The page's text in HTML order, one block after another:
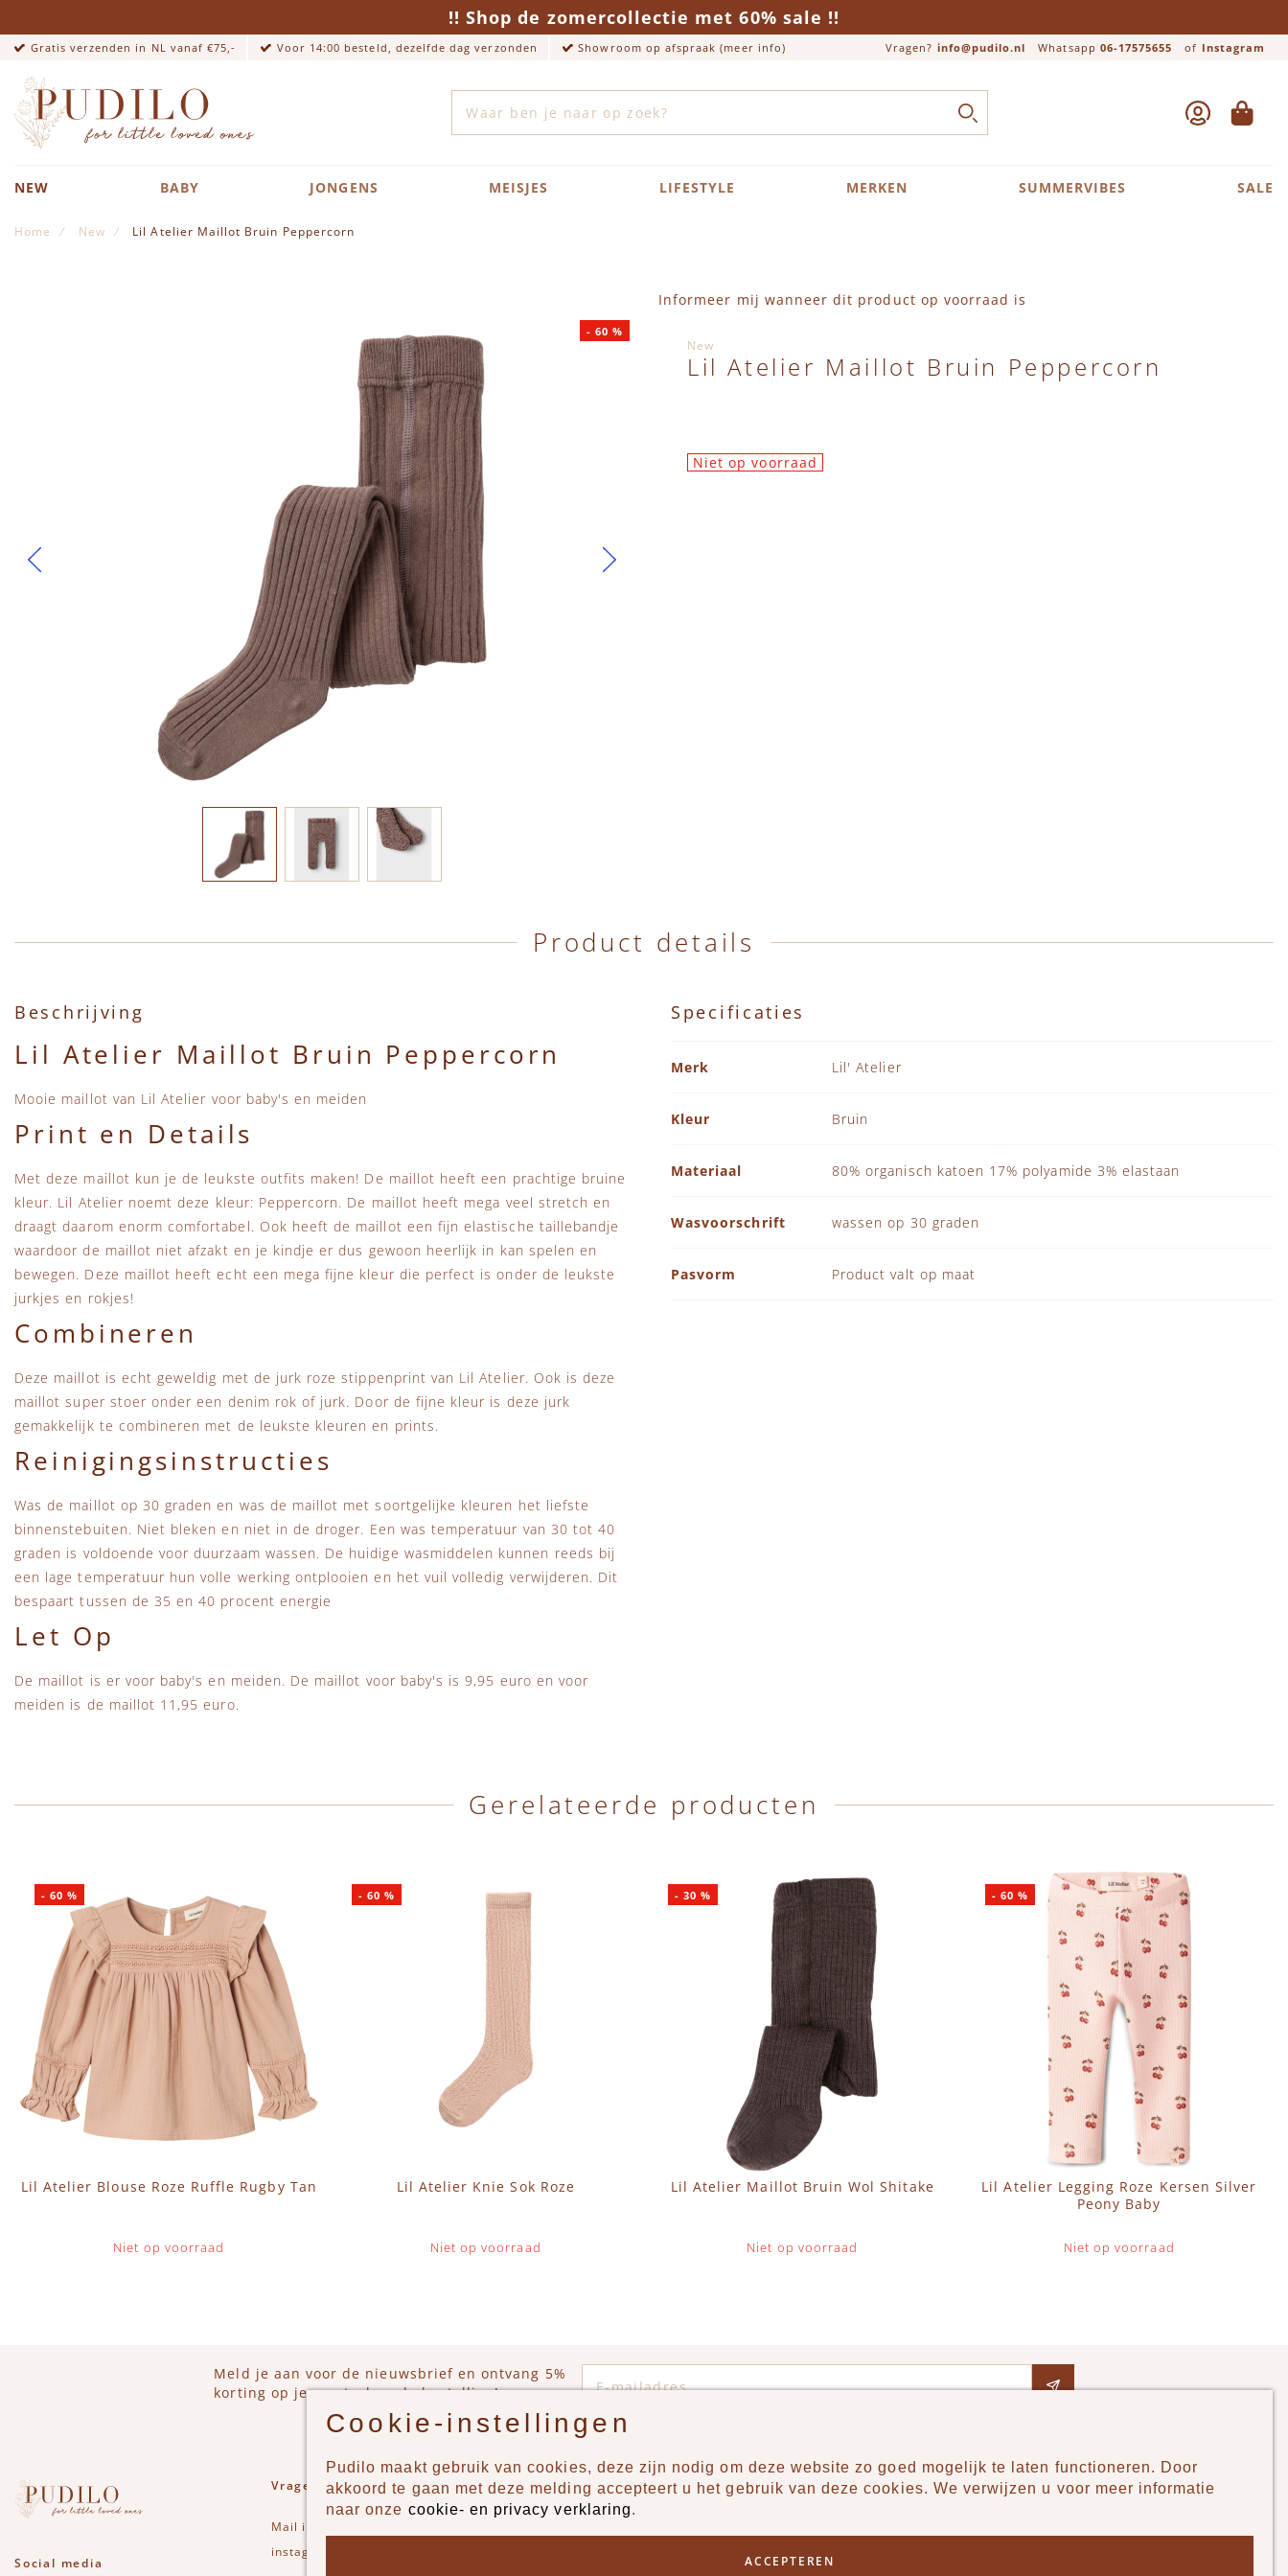
!! Shop de zomercollectie met 60% sale !!
Gratis verzenden in NL vanaf €75,- Voor 14:00 besteld, dezelfde dag verzonden Showroom op afspraak (meer info) Vragen? info@pudilo.nl Whatsapp 06-17575655 of Instagram
Close search
ZOEK ACCOUNT
NEW BABY JONGENS MEISJES LIFESTYLE MERKEN SUMMERVIBES SALE
Home New Lil Atelier Maillot Bruin Peppercorn
- 60 %
Informeer mij wanneer dit product op voorraad is
New
Lil Atelier Maillot Bruin Peppercorn
Niet op voorraad
Product details
Beschrijving
Lil Atelier Maillot Bruin Peppercorn
Mooie maillot van Lil Atelier voor baby's en meiden
Print en Details
Met deze maillot kun je de leukste outfits maken! De maillot heeft een prachtige bruine
kleur. Lil Atelier noemt deze kleur: Peppercorn. De maillot heeft mega veel stretch en
draagt daarom enorm comfortabel. Ook heeft de maillot een fijn elastische taillebandje
waardoor de maillot niet afzakt en je kindje er dus gewoon heerlijk in kan spelen en
bewegen. Deze maillot heeft echt een mega fijne kleur die perfect is onder de leukste
jurkjes en rokjes!
Combineren
Deze maillot is echt geweldig met de jurk roze stippenprint van Lil Atelier. Ook is deze
maillot super stoer onder een denim rok of jurk. Door de fijne kleur is deze jurk
gemakkelijk te combineren met de leukste kleuren en prints.
Reinigingsinstructies
Was de maillot op 30 graden en was de maillot met soortgelijke kleuren het liefste
binnenstebuiten. Niet bleken en niet in de droger. Een was temperatuur van 30 tot 40
graden is voldoende voor duurzaam wassen. De huidige wasmiddelen kunnen reeds bij
een lage temperatuur hun volle werking ontplooien en het vuil volledig verwijderen. Dit
bespaart tussen de 35 en 40 procent energie
Let Op
De maillot is er voor baby's en meiden. De maillot voor baby's is 9,95 euro en voor
meiden is de maillot 11,95 euro.
Specificaties
Merk
Lil' Atelier
Kleur Bruin
Materiaal 80% organisch katoen 17% polyamide 3% elastaan
Wasvoorschrift wassen op 30 graden
Pasvorm Product valt op maat
Gerelateerde producten
Lil Atelier Blouse Roze Ruffle Rugby Tan
Niet op voorraad
-60 %
Lil Atelier Knie Sok Roze
Niet op voorraad
- 60 %
Lil Atelier Maillot Bruin Wol Shitake
Niet op voorraad
-30 %
Lil Atelier Legging Roze Kersen Silver
Peony Baby
Niet op voorraad
- 60 %
Meld je aan voor de nieuwsbrief en ontvang 5%
korting op je eerstvolgende bestelling!
Social media
Vragen of opmerkingen?
Mail info@pudilo.nl
instagram
Producten Pudilo
Cookie-instellingen
Pudilo maakt gebruik van cookies, deze zijn nodig om deze website zo goed mogelijk te laten functioneren. Door
akkoord te gaan met deze melding accepteert u het gebruik van deze cookies. We verwijzen u voor meer informatie
naar onze cookie- en privacy verklaring.
ACCEPTEREN